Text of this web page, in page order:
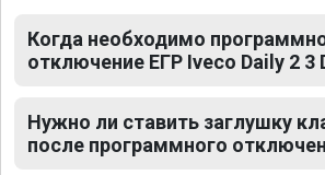
Когда необходимо
отключение ЕГР Iveco Daily 2 3
Нужно ли ставить заглушку
после программного